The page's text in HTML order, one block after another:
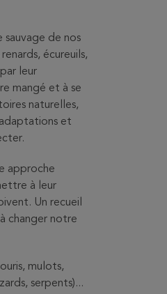
sauvage de nos
écureuils,
leur
mangé et à se
naturelles,
et
approche
à leur
Un recueil
changer notre
mulots,
serpents)...